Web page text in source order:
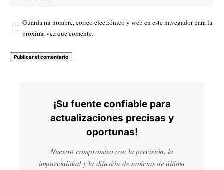
Guarda mi nombre, correo electrónico y web en este navegador para la
próxima vez que comente.
¡Su fuente confiable para
actualizaciones precisas y
oportunas!
Nuestro compromiso con la precisión, la
imparcialidad y la difusión de noticias de última